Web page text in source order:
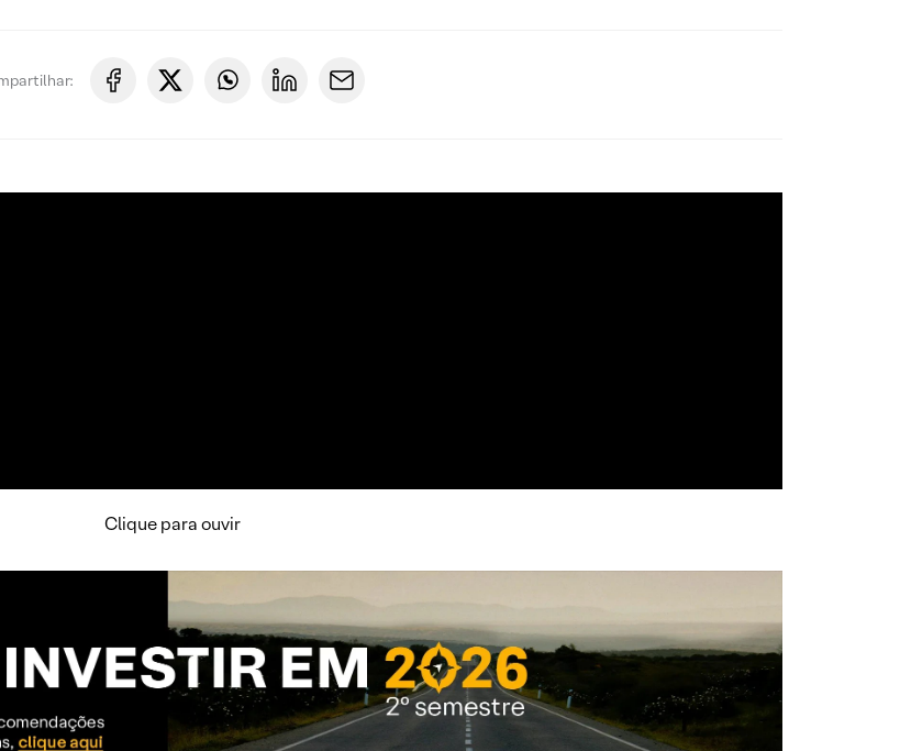
Clique para ouvir